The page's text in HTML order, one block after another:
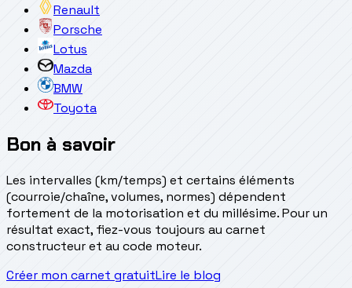
Renault
Porsche
Lotus
Mazda
BMW
Toyota
Bon à savoir
Les intervalles (km/temps) et certains éléments
(courroie/chaîne, volumes, normes) dépendent
fortement de la motorisation et du millésime. Pour un
résultat exact, fiez-vous toujours au carnet
constructeur et au code moteur.
Créer mon carnet gratuitLire le blog